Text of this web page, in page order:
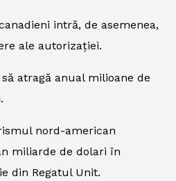
intră, de asemenea,
ale autorizației.
atragă anual milioane de
nord-american
miliarde de dolari în
din Regatul Unit.